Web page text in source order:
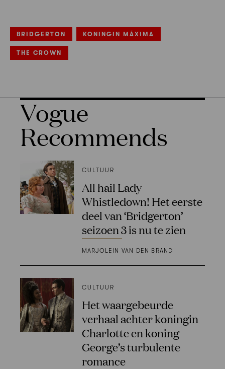
BRIDGERTON KONINGIN MÁXIMA
THE CROWN
Vogue
Recommends
CULTUUR
All hail Lady
Whistledown! Het eerste
deel van ‘Bridgerton’
seizoen 3 is nu te zien
MARJOLEIN VAN DEN BRAND
CULTUUR
Het waargebeurde
verhaal achter koningin
Charlotte en koning
George’s turbulente
romance